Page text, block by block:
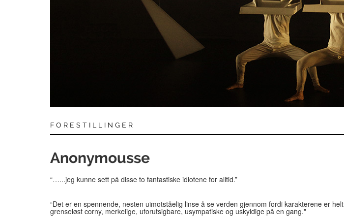
FORESTILLINGER
Anonymousse
“…...jeg kunne sett på disse to fantastiske idiotene for alltid.”
“Det er en spennende, nesten uimotståelig linse å se verden gjennom fordi karakterene er helt
grenseløst corny, merkelige, uforutsigbare, usympatiske og uskyldige på en gang."